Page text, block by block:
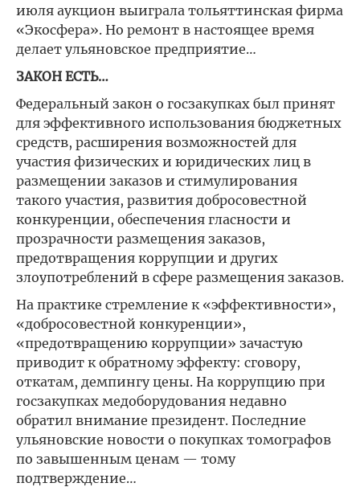
июля аукцион выиграла тольяттинская фирма
«Экосфера». Но ремонт в настоящее время
делает ульяновское предприятие…
ЗАКОН ЕСТЬ…
Федеральный закон о госзакупках был принят
для эффективного использования бюджетных
средств, расширения возможностей для
участия физических и юридических лиц в
размещении заказов и стимулирования
такого участия, развития добросовестной
конкуренции, обеспечения гласности и
прозрачности размещения заказов,
предотвращения коррупции и других
злоупотреблений в сфере размещения заказов.
На практике стремление к «эффективности»,
«добросовестной конкуренции»,
«предотвращению коррупции» зачастую
приводит к обратному эффекту: сговору,
откатам, демпингу цены. На коррупцию при
госзакупках медоборудования недавно
обратил внимание президент. Последние
ульяновские новости о покупках томографов
по завышенным ценам — тому
подтверждение…